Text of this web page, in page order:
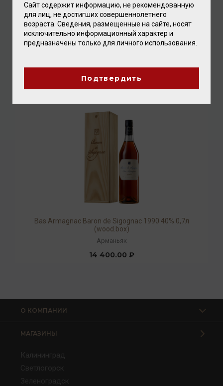
Bas Armagnac Baron de Sigognac 1995 40% 0,7л
11 696.00 ₽
Bas Armagnac Baron de Sigognac 1990 40% 0,7л
(wood.box)
Арманьяк
14 400.00 ₽
О КОМПАНИИ
МАГАЗИНЫ
Калининград
Светлогорск
Зеленоградск
Сайт содержит информацию, не рекомендованную
для лиц, не достигших совершеннолетнего
возраста. Сведения, размещенные на сайте, носят
исключительно информационный характер и
предназначены только для личного использования.
Подтвердить